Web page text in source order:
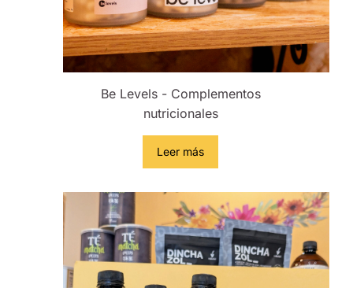
Be Levels - Complementos
nutricionales
Leer más